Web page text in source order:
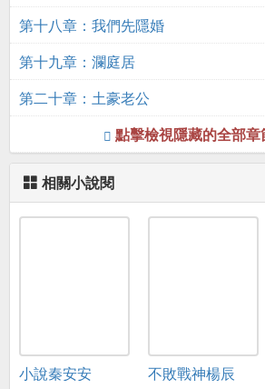
第十八章：我們先隱婚
第十九章：瀾庭居
第二十章：土豪老公
點擊檢視隱藏的全部章
相關小說閱
小說秦安安 不敗戰神楊辰